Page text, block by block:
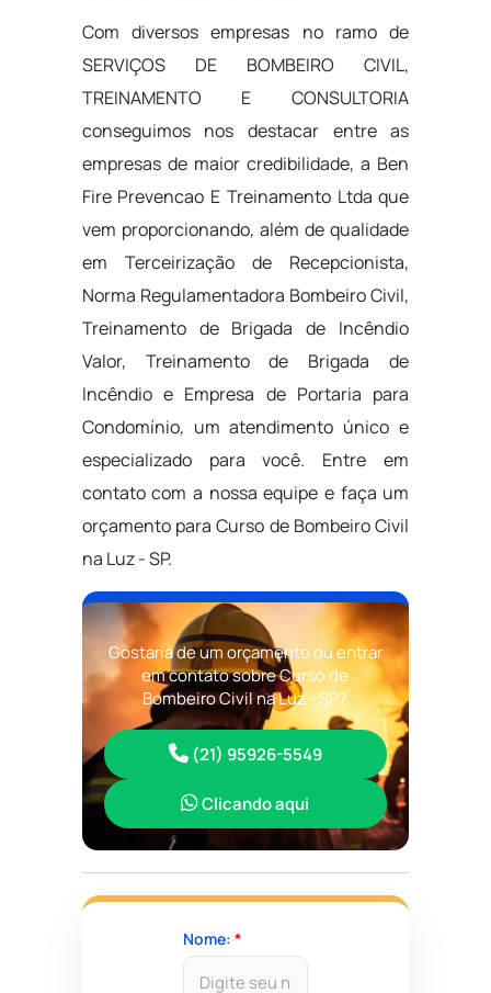
Com diversos empresas no ramo de
SERVIÇOS DE BOMBEIRO CIVIL,
TREINAMENTO E CONSULTORIA
conseguimos nos destacar entre as
empresas de maior credibilidade, a Ben
Fire Prevencao E Treinamento Ltda que
vem proporcionando, além de qualidade
em Terceirização de Recepcionista,
Norma Regulamentadora Bombeiro Civil,
Treinamento de Brigada de Incêndio
Valor, Treinamento de Brigada de
Incêndio e Empresa de Portaria para
Condomínio, um atendimento único e
especializado para você. Entre em
contato com a nossa equipe e faça um
orçamento para Curso de Bombeiro Civil
na Luz - SP.
Gostaria de um orçamento ou entrar
em contato sobre Curso de
Bombeiro Civil na Luz - SP?
(21) 95926-5549
Clicando aqui
Nome: *